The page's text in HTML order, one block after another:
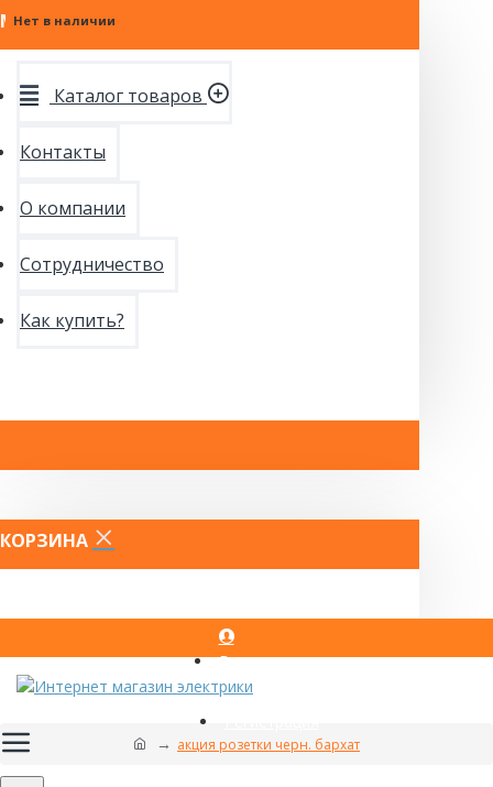
МЕНЮ
Каталог товаров
Контакты
О компании
Сотрудничество
Как купить?
КОРЗИНА
Вход
акция розетки черн. бархат
Нет в наличии